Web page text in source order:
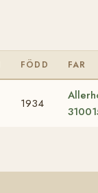
FÖDD FAR
1934